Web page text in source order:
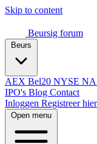
Skip to content
Beursig forum
AEX Bel20 NYSE
IPO's Blog Contact
Inloggen Registreer hier
Open menu